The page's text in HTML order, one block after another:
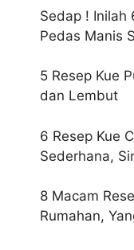
Sedap ! Inilah
Pedas Manis
5 Resep Kue
dan Lembut
6 Resep Kue
Sederhana,
8 Macam
Rumahan,